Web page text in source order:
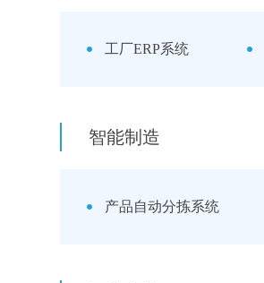
工厂ERP系统
智能制造
产品自动分拣系统